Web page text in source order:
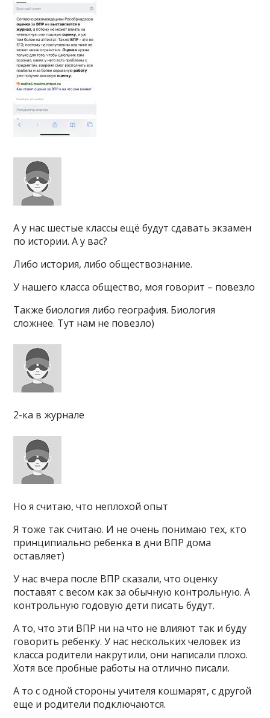
А у нас шестые классы ещё будут сдавать экзамен
по истории. А у вас?
Либо история, либо обществознание.
У нашего класса общество, моя говорит – повезло
Также биология либо география. Биология
сложнее. Тут нам не повезло)
2-ка в журнале
Но я считаю, что неплохой опыт
Я тоже так считаю. И не очень понимаю тех, кто
принципиально ребенка в дни ВПР дома
оставляет)
У нас вчера после ВПР сказали, что оценку
поставят с весом как за обычную контрольную. А
контрольную годовую дети писать будут.
А то, что эти ВПР ни на что не влияют так и буду
говорить ребенку. У нас нескольких человек из
класса родители накрутили, они написали плохо.
Хотя все пробные работы на отлично писали.
А то с одной стороны учителя кошмарят, с другой
еще и родители подключаются.